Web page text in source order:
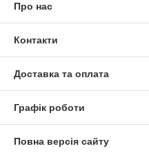
Про нас
Контакти
Доставка та оплата
Графік роботи
Повна версія сайту